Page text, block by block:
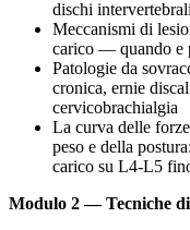
dischi
Meccanismi di
carico — quando e
Patologie da
cronica, ernie
cervicobrachialgia
La curva delle
peso e della
carico su L4-L5
Modulo 2 — Tecniche